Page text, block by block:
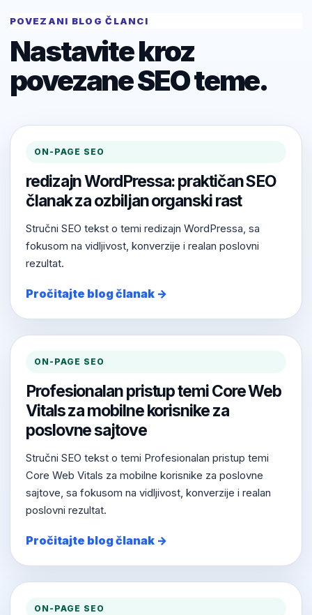
POVEZANI BLOG ČLANCI
Nastavite kroz
povezane SEO teme.
ON-PAGE SEO
redizajn WordPressa: praktičan SEO
članak za ozbiljan organski rast
Stručni SEO tekst o temi redizajn WordPressa, sa
fokusom na vidljivost, konverzije i realan poslovni
rezultat.
Pročitajte blog članak →
ON-PAGE SEO
Profesionalan pristup temi Core Web
Vitals za mobilne korisnike za
poslovne sajtove
Stručni SEO tekst o temi Profesionalan pristup temi
Core Web Vitals za mobilne korisnike za poslovne
sajtove, sa fokusom na vidljivost, konverzije i realan
poslovni rezultat.
Pročitajte blog članak →
ON-PAGE SEO